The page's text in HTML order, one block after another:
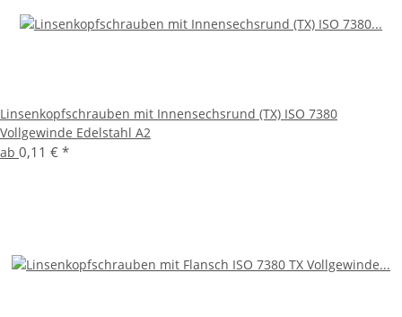
Linsenkopfschrauben mit Innensechsrund (TX) ISO 7380
Vollgewinde Edelstahl A2
ab 0,11 € *